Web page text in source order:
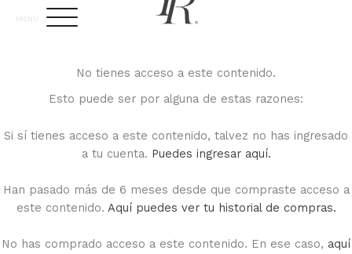
MENU
No tienes acceso a este contenido.
Esto puede ser por alguna de estas razones:
Si sí tienes acceso a este contenido, talvez no has ingresado
a tu cuenta. Puedes ingresar aquí.
Han pasado más de 6 meses desde que compraste acceso a
este contenido. Aquí puedes ver tu historial de compras.
No has comprado acceso a este contenido. En ese caso, aquí